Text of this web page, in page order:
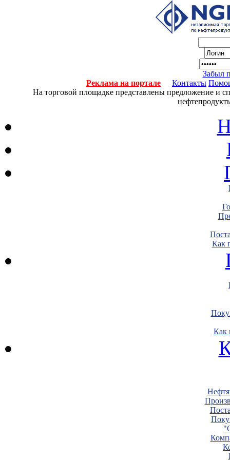
Забыл
Реклама на портале
Контакты
На торговой площадке представлены предложение и
Как
Как